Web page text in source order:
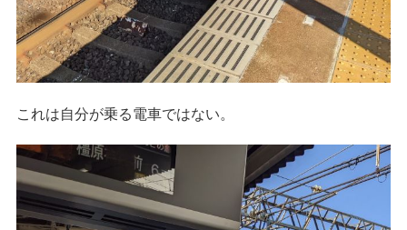
これは自分が乗る電車ではない。